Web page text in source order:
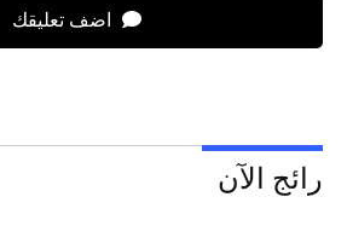
اضف تعليقك
رائج الآن